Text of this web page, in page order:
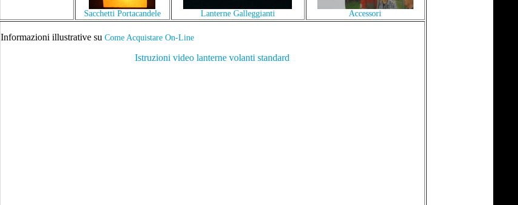
Sacchetti Portacandele Lanterne Galleggianti Accessori
Informazioni illustrative su Come Acquistare On-Line
Istruzioni video lanterne volanti standard